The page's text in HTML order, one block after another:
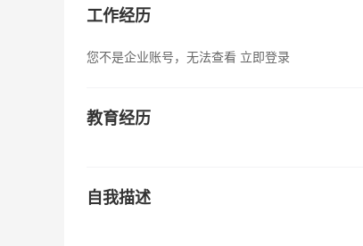
工作经历
您不是企业账号，无法查看 立即登录
教育经历
自我描述